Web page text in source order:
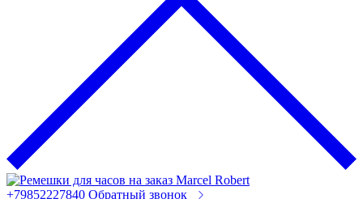
+79852227840 Обратный звонок